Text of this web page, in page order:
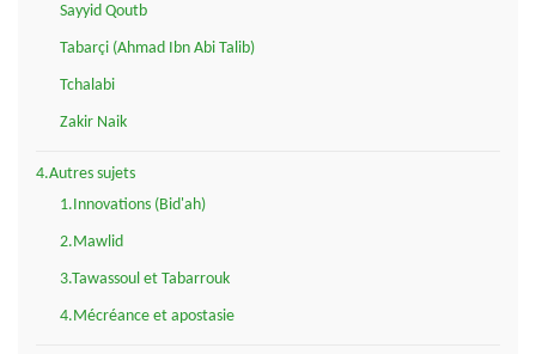
Sayyid Qoutb
Tabarçi (Ahmad Ibn Abi Talib)
Tchalabi
Zakir Naik
4.Autres sujets
1.Innovations (Bid'ah)
2.Mawlid
3.Tawassoul et Tabarrouk
4.Mécréance et apostasie